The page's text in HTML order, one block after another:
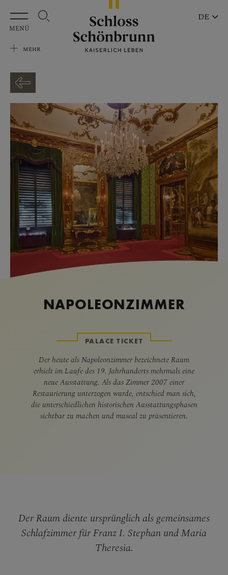
Zum Hauptinhalt springen
MENÜ
MEHR
DE
NAPOLEONZIMMER
PALACE TICKET
Der heute als Napoleonzimmer bezeichnete Raum
erhielt im Laufe des 19. Jahrhunderts mehrmals eine
neue Ausstattung. Als das Zimmer 2007 einer
Restaurierung unterzogen wurde, entschied man sich,
die unterschiedlichen historischen Ausstattungsphasen
sichtbar zu machen und museal zu präsentieren.
Der Raum diente ursprünglich als gemeinsames
Schlafzimmer für Franz I. Stephan und Maria
Theresia.